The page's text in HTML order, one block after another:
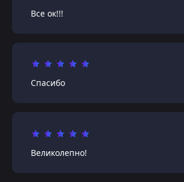
Все ок!!!
Спасибо
Великолепно!